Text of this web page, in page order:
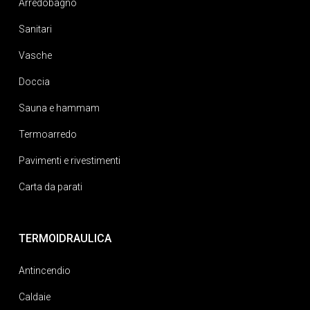
Arredobagno
Sanitari
Vasche
Doccia
Sauna e hammam
Termoarredo
Pavimenti e rivestimenti
Carta da parati
TERMOIDRAULICA
Antincendio
Caldaie